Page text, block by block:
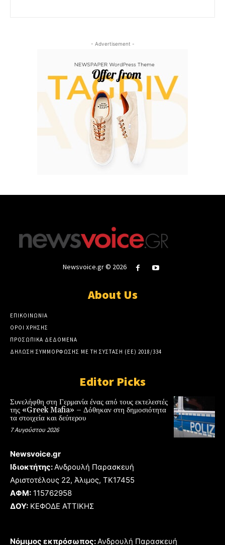
- Advertisement -
Newsvoice.gr © 2026
About Us
ΕΠΙΚΟΙΝΩΝΙΑ
ΟΡΟΙ ΧΡΗΣΗΣ
ΠΡΟΣΩΠΙΚΑ ΔΕΔΟΜΕΝΑ
ΔΗΛΩΣΗ ΣΥΜΜΟΡΦΩΣΗΣ ΜΕ ΤΗ ΣΥΣΤΑΣΗ (ΕΕ) 2018/334
Editor Picks
Συνελήφθη στη Γερμανία ένας από τους εκτελεστές
της «Greek Mafia» – Δόθηκαν στη δημοσιότητα
τα στοιχεία και δεύτερου
7 Αυγούστου 2026
Newsvoice.gr
Ιδιοκτήτης:Ανδρουλή Παρασκευή
Αριστοτέλους 22, Άλιμος, TK17455
ΑΦΜ: 115762958
ΔΟΥ: ΚΕΦΟΔΕ ΑΤΤΙΚΗΣ
Νόμιμος εκπρόσωπος:Ανδρουλή Παρασκευή